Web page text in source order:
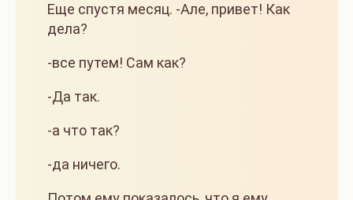
Еще спустя месяц. -Але, привет! Как
дела?
-все путем! Сам как?
-Да так.
-а что так?
-да ничего.